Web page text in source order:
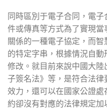
同時區別于電子合同，電
件或傳真等方式為了實現
關係的一種電子協定，而
的特定字串，根據情況自
修改。就目前來說中國大
子簽名法》等，是符合法
效力，還可以在國家公證
約卻沒有對應的法律規定